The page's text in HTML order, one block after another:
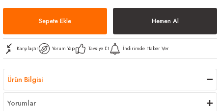
Sepete Ekle Hemen Al
Karşılaştır Yorum Yap Tavsiye Et İndirimde Haber Ver
Ürün Bilgisi
Yorumlar